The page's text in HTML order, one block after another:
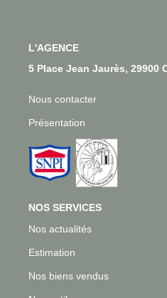
L'AGENCE
5 Place Jean Jaurès, 29900
Nous contacter
Présentation
NOS SERVICES
Nos actualités
Estimation
Nos biens vendus